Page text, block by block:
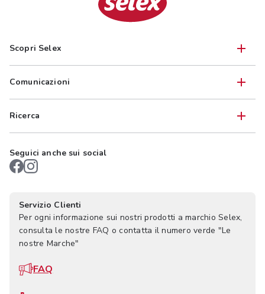
Scopri Selex
Comunicazioni
Ricerca
Seguici anche sui social
Servizio Clienti
Per ogni informazione sui nostri prodotti a marchio Selex,
consulta le nostre FAQ o contatta il numero verde "Le
nostre Marche"
FAQ